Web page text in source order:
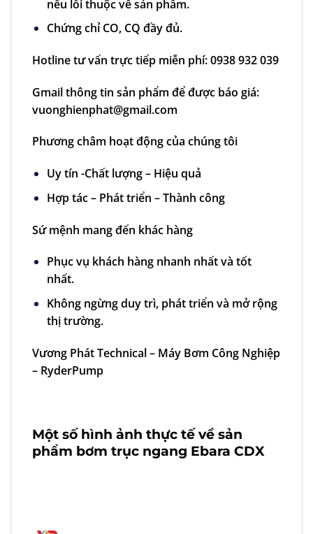
nếu lỗi thuộc về sản phẩm.
Chứng chỉ CO, CQ đầy đủ.
Hotline tư vấn trực tiếp miễn phí:0938 932 039
Gmail thông tin sản phẩm để được báo giá:
vuonghienphat@gmail.com
Phương châm hoạt động của chúng tôi
Uy tín -Chất lượng – Hiệu quả
Hợp tác – Phát triển – Thành công
Sứ mệnh mang đến khác hàng
Phục vụ khách hàng nhanh nhất và tốt
nhất.
Không ngừng duy trì, phát triển và mở rộng
thị trường.
Vương Phát Technical– Máy Bơm Công Nghiệp
– RyderPump
Một số hình ảnh thực tế về sản
phẩm bơm trục ngang Ebara CDX